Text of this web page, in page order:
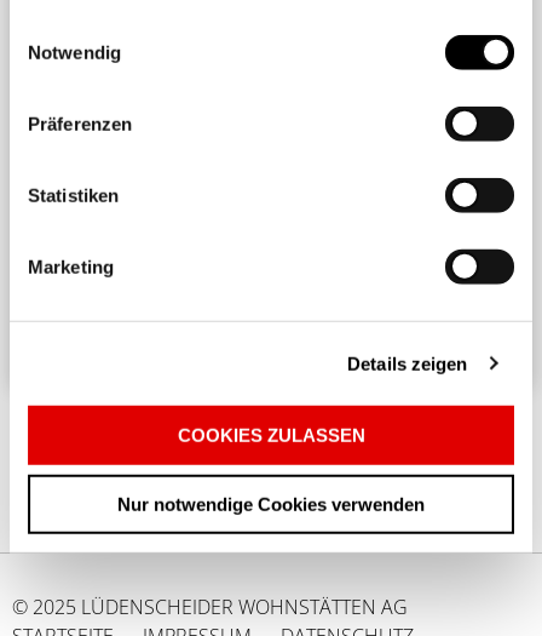
Cookies, wenn Sie unsere Webseite weiterhin nutzen.
Notwendig
Präferenzen
Statistiken
Marketing
Details zeigen
COOKIES ZULASSEN
Nur notwendige Cookies verwenden
Harmonisches Wohnen untereinander
in einem Mehrparteienhaus erfordert
Rücksichtnahme und Achtsamkeit. ...
© 2025 LÜDENSCHEIDER WOHNSTÄTTEN AG